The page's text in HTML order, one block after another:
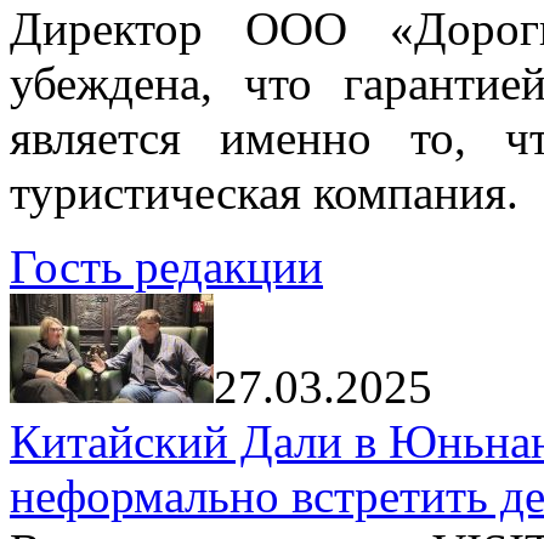
Директор ООО
убеждена, что
является именно то,
туристическая компания.
Гость редакции
27.03.2025
Китайский Дали в
неформально встретить